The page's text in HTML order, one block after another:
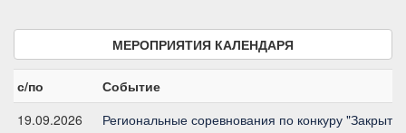
МЕРОПРИЯТИЯ КАЛЕНДАРЯ
с/по
Событие
19.09.2026
Региональные соревнования по конкуру